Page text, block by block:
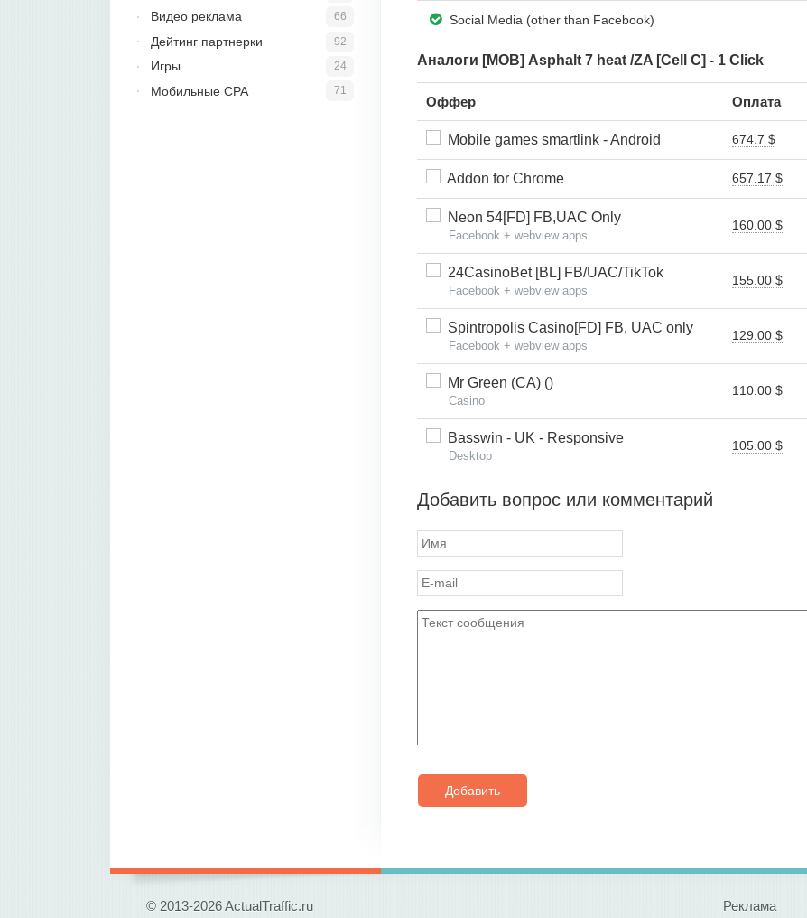
Social Media (other than Facebook)
Аналоги [MOB] Asphalt 7 heat /ZA [Cell C] - 1 Click
Оффер Оплата
Mobile games smartlink - Android 674.7 $
Addon for Chrome 657.17 $
Neon 54[FD] FB,UAC Only
Facebook + webview apps
160.00 $
24CasinoBet [BL] FB/UAC/TikTok
Facebook + webview apps
155.00 $
Spintropolis Casino[FD] FB, UAC only
Facebook + webview apps
129.00 $
Mr Green (CA) ()
Casino
110.00 $
Basswin - UK - Responsive
Desktop
105.00 $
Добавить вопрос или комментарий
Добавить
66
Видео реклама
92
Дейтинг партнерки
24
Игры
71
Мобильные CPA
Реклама
© 2013-2026 ActualTraffic.ru